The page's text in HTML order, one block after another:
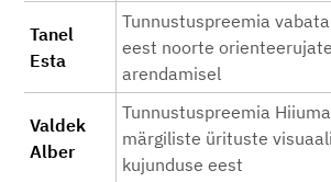
Tanel
Esta
Tunnustuspreemia
eest noorte orienteerujate
arendamisel
Valdek
Alber
Tunnustuspreemia
märgiliste ürituste
kujunduse eest